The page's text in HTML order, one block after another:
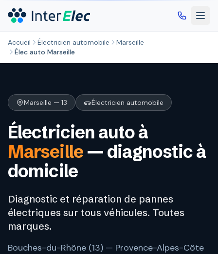
Accueil Électricien automobile
Marseille
Élec auto Marseille
Marseille — 13 Électricien automobile
Électricien auto à
Marseille— diagnostic à
domicile
Diagnostic et réparation de pannes
électriques sur tous véhicules. Toutes
marques.
Bouches-du-Rhône (13) — Provence-Alpes-Côte